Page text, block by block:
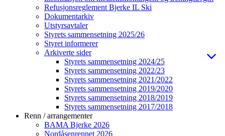
Refusjonsreglement Bjerke IL Ski
Dokumentarkiv
Utstyrsavtaler
Styrets sammensetning 2025/26
Styret informerer
Arkiverte sider
Styrets sammensetning 2024/25
Styrets sammensetning 2022/23
Styrets sammensetning 2021/2022
Styrets sammensetning 2019/2020
Styrets sammensetning 2018/2019
Styrets sammensetning 2017/2018
Renn / arrangementer
BAMA Bjerke 2026
Nordåsenrennet 2026